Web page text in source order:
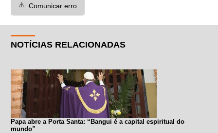
⚠️ Comunicar erro
NOTÍCIAS RELACIONADAS
Papa abre a Porta Santa: “Bangui é a capital espiritual do
mundo”